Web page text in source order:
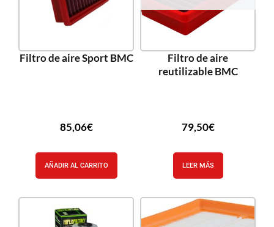
Filtro de aire Sport BMC
85,06€
AÑADIR AL CARRITO
Filtro de aire
reutilizable BMC
79,50€
LEER MÁS